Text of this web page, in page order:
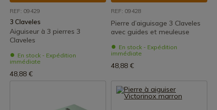
REF: 09429
3 Claveles
Aiguiseur à 3 pierres 3
Claveles
En stock - Expédition
immédiate
48,88 €
REF: 09428
Pierre d’aiguisage 3 Claveles
avec guides et meuleuse
En stock - Expédition
immédiate
48,88 €